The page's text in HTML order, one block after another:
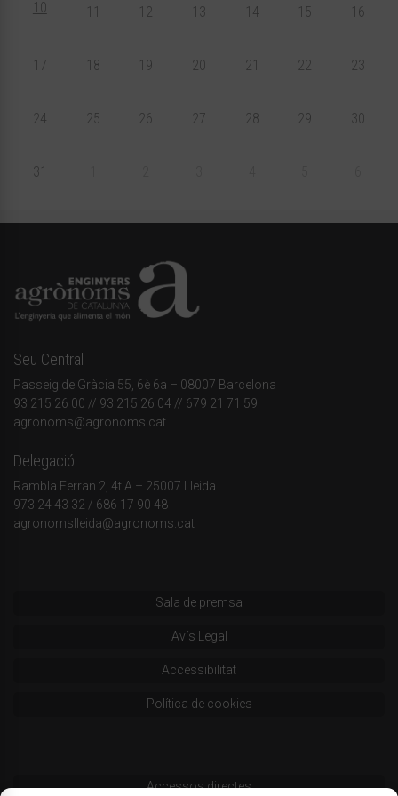
10 11 12 13 14 15 16
17 18 19 20 21 22 23
24 25 26 27 28 29 30
31
Seu Central
Passeig de Gràcia 55, 6è 6a – 08007 Barcelona
93 215 26 00 // 93 215 26 04 // 679 21 71 59
agronoms@agronoms.cat
Delegació
Rambla Ferran 2, 4t A – 25007 Lleida
973 24 43 32 / 686 17 90 48
agronomslleida@agronoms.cat
Sala de premsa
Avís Legal
Accessibilitat
Política de cookies
Accessos directes